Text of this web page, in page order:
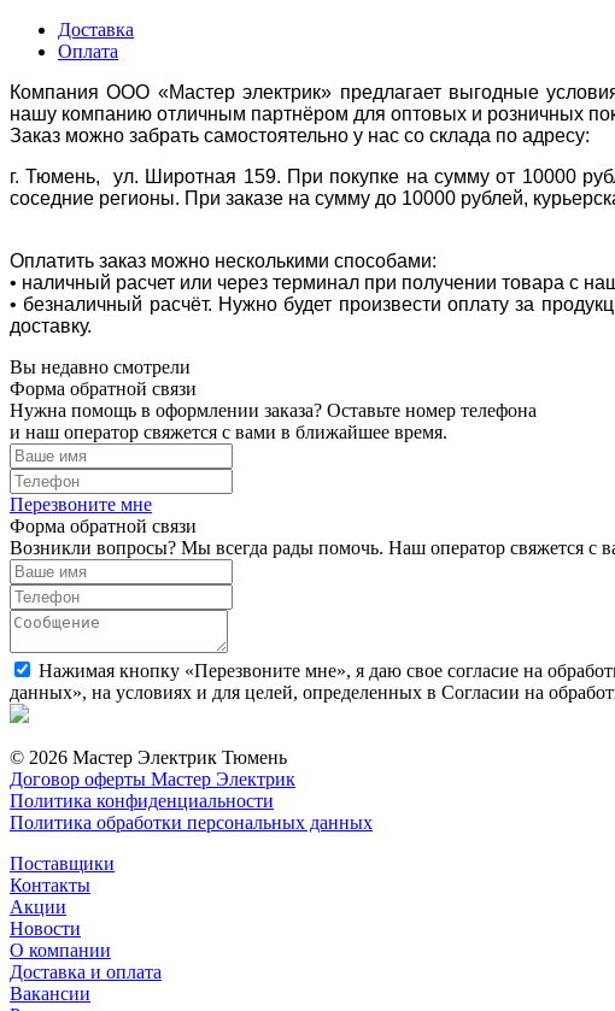
Доставка
Оплата
Компания ООО «Мастер электрик» предлагает выгодные
нашу компанию отличным партнёром для оптовых и розничных
Заказ можно забрать самостоятельно у нас со склада по адресу:
г. Тюмень, ул. Широтная 159. При покупке на сумму от 10000
соседние регионы. При заказе на сумму до 10000 рублей,
Оплатить заказ можно несколькими способами:
• наличный расчет или через терминал при получении товара с
• безналичный расчёт. Нужно будет произвести оплату за
доставку.
Вы недавно смотрели
Форма обратной связи
Нужна помощь в оформлении заказа? Оставьте номер телефона
и наш оператор свяжется с вами в ближайшее время.
Перезвоните мне
Форма обратной связи
Возникли вопросы? Мы всегда рады помочь. Наш оператор свяжется с
Нажимая кнопку «Перезвоните мне», я даю свое согласие на
данных», на условиях и для целей, определенных в Согласии на
© 2026 Мастер Электрик Тюмень
Договор оферты Мастер Электрик
Политика конфиденциальности
Политика обработки персональных данных
Поставщики
Контакты
Акции
Новости
О компании
Доставка и оплата
Вакансии